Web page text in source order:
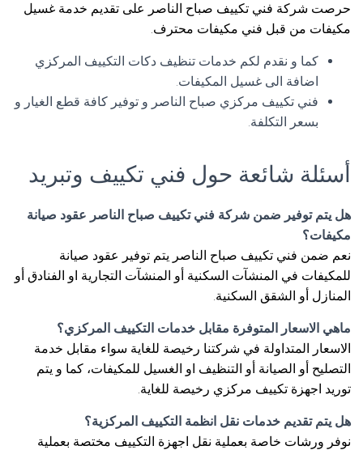
حرصت شركة فني تكييف صباح الناصر على تقديم خدمة غسيل
مكيفات من قبل فني مكيفات محترف.
كما و نقدم لكم خدمات تنظيف دكات التكييف المركزي
اضافة الى غسيل المكيفات.
فني تكييف مركزي صباح الناصر و توفير كافة قطع الغيار و
بسعر التكلفة.
أسئلة شائعة حول فني تكييف وتبريد
هل يتم توفير ضمن شركة فني تكييف صباح الناصر عقود صيانة
مكيفات؟
نعم ضمن فني تكييف صباح الناصر يتم توفير عقود صيانة
للمكيفات في المنشآت السكنية أو المنشآت التجارية او الفنادق أو
المنازل أو الشقق السكنية.
ماهي الاسعار المتوفرة مقابل خدمات التكييف المركزي؟
الاسعار المتداولة في شركتنا رخيصة للغاية سواء مقابل خدمة
التصليح أو الصيانة أو التنظيف او الغسيل للمكيفات، كما و يتم
توريد اجهزة تكييف مركزي رخيصة للغاية.
هل يتم تقديم خدمات نقل انظمة التكييف المركزية؟
نوفر ورشات خاصة بعملية نقل اجهزة التكييف مختصة بعملية